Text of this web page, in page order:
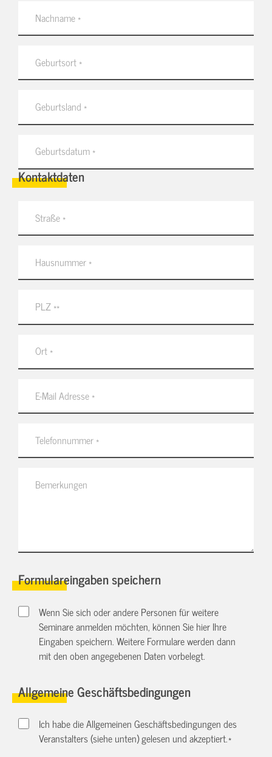
Kontaktdaten
Formulareingaben speichern
Wenn Sie sich oder andere Personen für weitere
Seminare anmelden möchten, können Sie hier Ihre
Eingaben speichern. Weitere Formulare werden dann
mit den oben angegebenen Daten vorbelegt.
Allgemeine Geschäftsbedingungen
Ich habe die Allgemeinen Geschäftsbedingungen des
Veranstalters (siehe unten) gelesen und akzeptiert.*